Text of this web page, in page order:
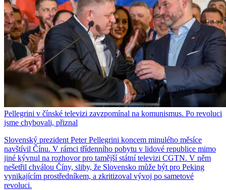
Pellegrini v čínské televizi zavzpomínal na komunismus. Po revoluci
jsme chybovali, přiznal
Slovenský prezident Peter Pellegrini koncem minulého měsíce
navštívil Čínu. V rámci třídenního pobytu v lidové republice mimo
jiné kývnul na rozhovor pro tamější státní televizi CGTN. V něm
nešetřil chválou Číny, sliby, že Slovensko může být pro Peking
vynikajícím prostředníkem, a zkritizoval vývoj po sametové
revoluci.